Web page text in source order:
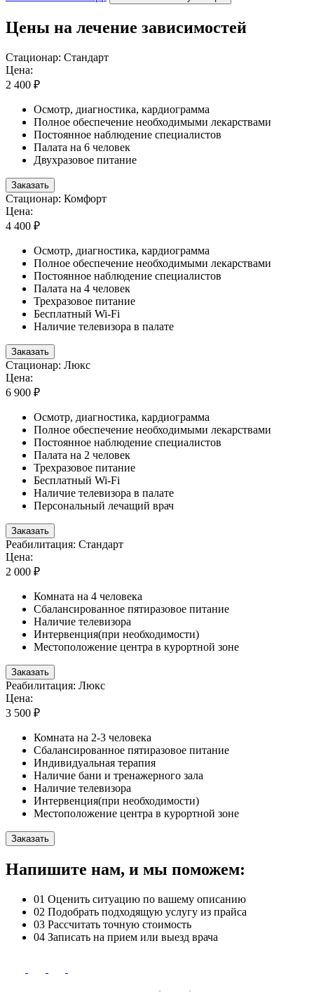
Цены на лечение зависимостей
Стационар: Стандарт
Цена:
2 400 ₽
Осмотр, диагностика, кардиограмма
Полное обеспечение необходимыми лекарствами
Постоянное наблюдение специалистов
Палата на 6 человек
Двухразовое питание
Заказать
Стационар: Комфорт
Цена:
4 400 ₽
Осмотр, диагностика, кардиограмма
Полное обеспечение необходимыми лекарствами
Постоянное наблюдение специалистов
Палата на 4 человек
Трехразовое питание
Бесплатный Wi-Fi
Наличие телевизора в палате
Заказать
Стационар: Люкс
Цена:
6 900 ₽
Осмотр, диагностика, кардиограмма
Полное обеспечение необходимыми лекарствами
Постоянное наблюдение специалистов
Палата на 2 человек
Трехразовое питание
Бесплатный Wi-Fi
Наличие телевизора в палате
Персональный лечащий врач
Заказать
Реабилитация: Стандарт
Цена:
2 000 ₽
Комната на 4 человека
Сбалансированное пятиразовое питание
Наличие телевизора
Интервенция(при необходимости)
Местоположение центра в курортной зоне
Заказать
Реабилитация: Люкс
Цена:
3 500 ₽
Комната на 2-3 человека
Сбалансированное пятиразовое питание
Индивидуальная терапия
Наличие бани и тренажерного зала
Наличие телевизора
Интервенция(при необходимости)
Местоположение центра в курортной зоне
Заказать
Напишите нам, и мы поможем:
01 Оценить ситуацию по вашему описанию
02 Подобрать подходящую услугу из прайса
03 Рассчитать точную стоимость
04 Записать на прием или выезд врача